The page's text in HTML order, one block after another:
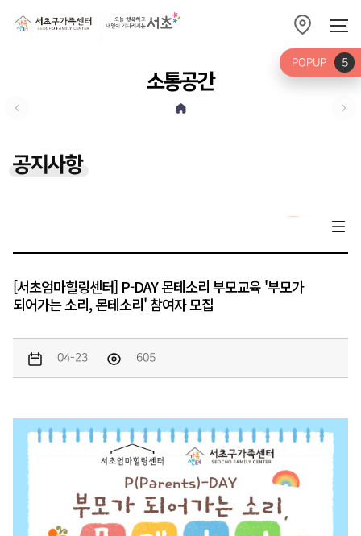
소통공간
공지사항
[서초엄마힐링센터] P-DAY 몬테소리 부모교육 '부모가
되어가는 소리, 몬테소리' 참여자 모집
04-23 605
POPUP 5